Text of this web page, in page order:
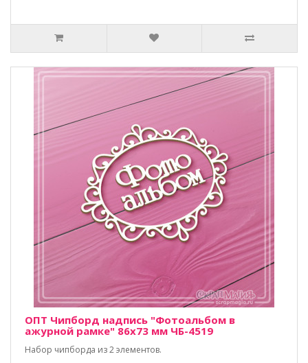
ОПТ Чипборд надпись "Фотоальбом в
ажурной рамке" 86х73 мм ЧБ-4519
Набор чипборда из 2 элементов.